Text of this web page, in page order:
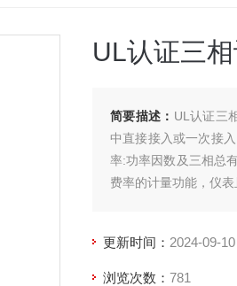
UL认证三
简要描述： UL认证三
中直接接入或一次接
率:功率因数及三相总
费率的计量功能，仪
更新时间： 2024-09-10
浏览次数： 781